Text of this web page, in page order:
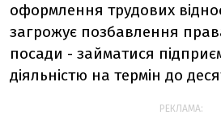
оформлення трудових
загрожує позбавлення
посади - займатися
діяльністю на термін до
РЕКЛАМА: